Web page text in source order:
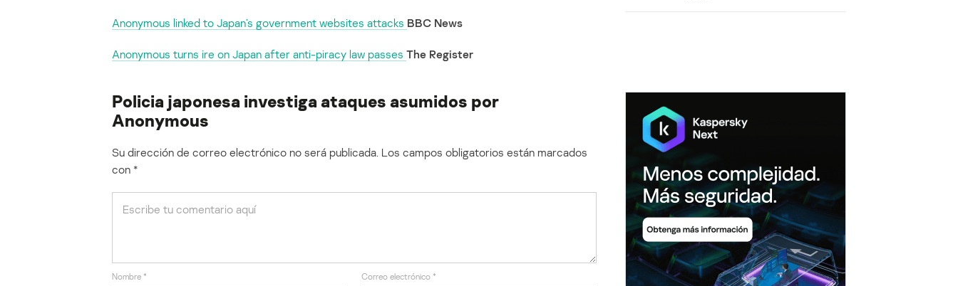
Anonymous linked to Japan’s government websites attacks BBC News
Anonymous turns ire on Japan after anti-piracy law passes The Register
Policia japonesa investiga ataques asumidos por
Anonymous
Su dirección de correo electrónico no será publicada. Los campos obligatorios están marcados
con *
Nombre * Correo electrónico *